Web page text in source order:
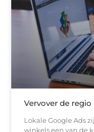
Vervover de
Lokale Google Ads
winkels een van de